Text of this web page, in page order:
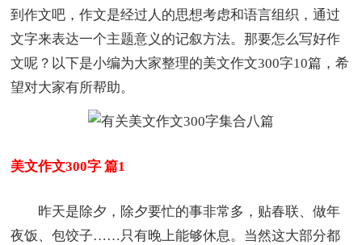
到作文吧，作文是经过人的思想考虑和语言组织，通过
文字来表达一个主题意义的记叙方法。那要怎么写好作
文呢？以下是小编为大家整理的美文作文300字10篇，希
望对大家有所帮助。
美文作文300字 篇1
昨天是除夕，除夕要忙的事非常多，贴春联、做年
夜饭、包饺子……只有晚上能够休息。当然这大部分都